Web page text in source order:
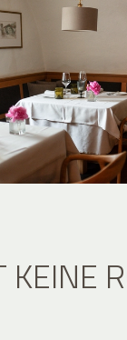
KEINE